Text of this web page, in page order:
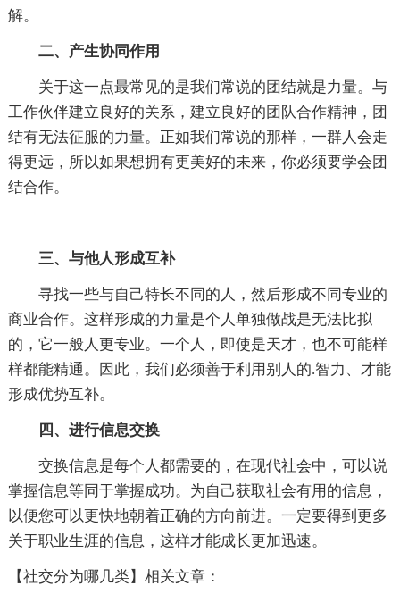
解。
二、产生协同作用
关于这一点最常见的是我们常说的团结就是力量。与
工作伙伴建立良好的关系，建立良好的团队合作精神，团
结有无法征服的力量。正如我们常说的那样，一群人会走
得更远，所以如果想拥有更美好的未来，你必须要学会团
结合作。
三、与他人形成互补
寻找一些与自己特长不同的人，然后形成不同专业的
商业合作。这样形成的力量是个人单独做战是无法比拟
的，它一般人更专业。一个人，即使是天才，也不可能样
样都能精通。因此，我们必须善于利用别人的.智力、才能
形成优势互补。
四、进行信息交换
交换信息是每个人都需要的，在现代社会中，可以说
掌握信息等同于掌握成功。为自己获取社会有用的信息，
以便您可以更快地朝着正确的方向前进。一定要得到更多
关于职业生涯的信息，这样才能成长更加迅速。
【社交分为哪几类】相关文章：